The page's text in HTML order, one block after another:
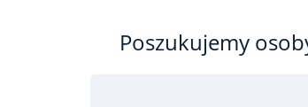
Poszukujemy